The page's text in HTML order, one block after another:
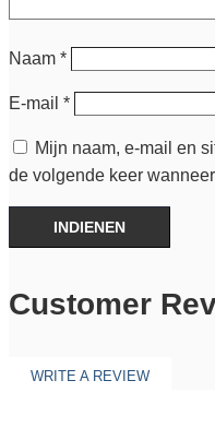
Naam *
E-mail *
Mijn naam, e-mail en
de volgende keer
INDIENEN
Customer
WRITE A REVIEW